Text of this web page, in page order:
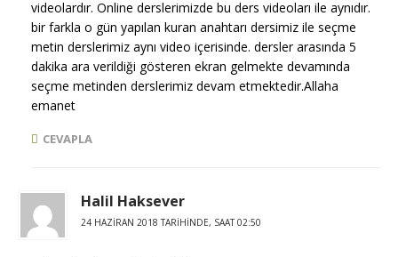
videolardır. Online derslerimizde bu ders videoları ile aynıdır.
bir farkla o gün yapılan kuran anahtarı dersimiz ile seçme
metin derslerimiz aynı video içerisinde. dersler arasında 5
dakika ara verildiği gösteren ekran gelmekte devamında
seçme metinden derslerimiz devam etmektedir.Allaha
emanet
CEVAPLA
Halil Haksever
24 HAZIRAN 2018 TARIHINDE, SAAT 02:50